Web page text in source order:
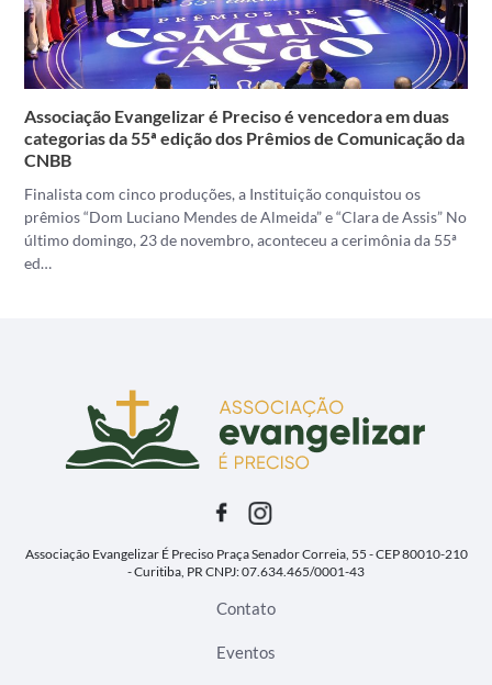
Associação Evangelizar é Preciso é vencedora em duas
categorias da 55ª edição dos Prêmios de Comunicação da
CNBB
Finalista com cinco produções, a Instituição conquistou os
prêmios “Dom Luciano Mendes de Almeida” e “Clara de Assis” No
último domingo, 23 de novembro, aconteceu a cerimônia da 55ª
ed…
Associação Evangelizar É PrecisoPraça Senador Correia, 55 - CEP 80010-210
- Curitiba, PRCNPJ: 07.634.465/0001-43
Contato
Eventos